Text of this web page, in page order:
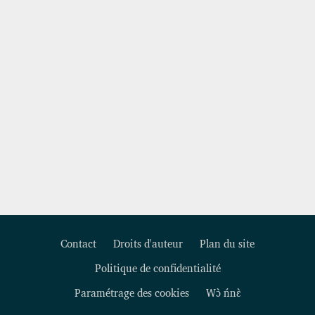
Footer
Contact Droits d'auteur
Plan du site
Politique de confidentialité
Paramétrage des cookies
Wɔ̀ ńnɛ̀